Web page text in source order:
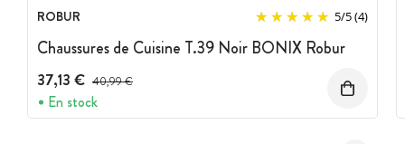
ROBUR 5/5(4)
Chaussures de Cuisine T.39 Noir BONIX Robur
37,13 € Prix avant réduction :
40,99 €
En stock